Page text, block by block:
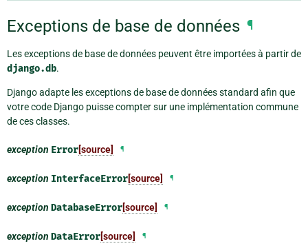
Exceptions de base de données ¶
Les exceptions de base de données peuvent être importées à partir de
django.db.
Django adapte les exceptions de base de données standard afin que
votre code Django puisse compter sur une implémentation commune
de ces classes.
exception Error[source] ¶
exception InterfaceError[source] ¶
exception DatabaseError[source] ¶
exception DataError[source] ¶